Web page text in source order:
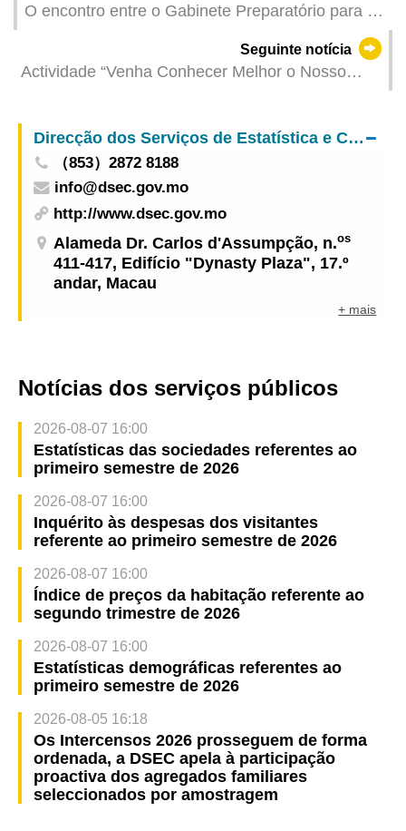
O encontro entre o Gabinete Preparatório para a
Organização de Zona de Competição de Macau
da 15.ª edição dos Jogos Nacionais e Jogos
Olímpicos Especiais para Deficientes e a
Seguinte notícia
Actividade “Venha Conhecer Melhor o Nosso
seleccionada como caso inovador para a “Base
de Educação para Jovens sobre o Património
Mundial” de 2024, do Instituto do Património
Mundial para a Formação e Pesquisa na Região
da Ásia-Pacífico da UNESCO (WHITRAP)
Direcção dos Serviços de Estatística e Censos
（853）2872 8188
info@dsec.gov.mo
http://www.dsec.gov.mo
Alameda Dr. Carlos d'Assumpção, n.os
411-417, Edifício "Dynasty Plaza", 17.º
andar, Macau
+ mais
Notícias dos serviços públicos
2026-08-07 16:00
Estatísticas das sociedades referentes ao
primeiro semestre de 2026
2026-08-07 16:00
Inquérito às despesas dos visitantes
referente ao primeiro semestre de 2026
2026-08-07 16:00
Índice de preços da habitação referente ao
segundo trimestre de 2026
2026-08-07 16:00
Estatísticas demográficas referentes ao
primeiro semestre de 2026
2026-08-05 16:18
Os Intercensos 2026 prosseguem de forma
ordenada, a DSEC apela à participação
proactiva dos agregados familiares
seleccionados por amostragem